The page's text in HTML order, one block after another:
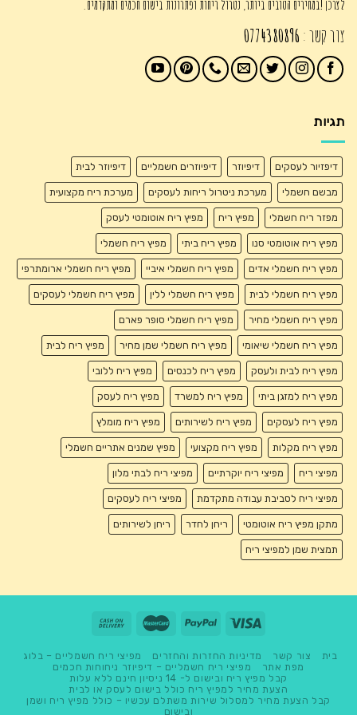
לצרכן !במחירים הטובים ביותר, נטרול ריחות ופתרונות בישום חכמים ומתקדמים.
צור קשר : 0774380896
תגיות
דיפזיור לעסקים דיפיוזר דיפיוזרים חשמליים דיפיוזר לבית
מבשם חשמלי מערכת ניטרול ריחות לעסקים מערכת ריח מקצועית
מפזר ריח חשמלי מפיץ ריח מפיץ ריח אוטומטי לעסק
מפיץ ריח אוטומטי סנו מפיץ ריח ביתי מפיץ ריח חשמלי
מפיץ ריח חשמלי אדים מפיץ ריח חשמלי איביי מפיץ ריח חשמלי ארומתרפי
מפיץ ריח חשמלי לבית מפיץ ריח חשמלי ללין מפיץ ריח חשמלי לעסקים
מפיץ ריח חשמלי מחיר מפיץ ריח חשמלי סופר פארם
מפיץ ריח חשמלי שיאומי מפיץ ריח חשמלי שמן מחיר מפיץ ריח לבית
מפיץ ריח לבית ולעסק מפיץ ריח לכנסים מפיץ ריח ללובי
מפיץ ריח למזגן ביתי מפיץ ריח למשרד מפיץ ריח לעסק
מפיץ ריח לעסקים מפיץ ריח לשירותים מפיץ ריח מומלץ
מפיץ ריח מקלות מפיץ ריח מקצועי מפיץ שמנים אתריים חשמלי
מפיצי ריח מפיצי ריח יוקרתיים מפיצי ריח לבתי מלון
מפיצי ריח לסביבת עבודה מתקדמת מפיצי ריח לעסקים
מתקן מפיץ ריח אוטומטי ריחן לחדר ריחן לשירותים
תמצית שמן למפיצי ריח
בית צור קשר מדיניות החזרות והחזרים
מפיצי ריח חשמליים – בלוג
מפת אתר
מפיצי ריח חשמליים – דיפיוזר ניחוחות חכמים
קבל מפיץ ריח ובישום ל- 14 ניסיון חינם ללא עלות
הצעת מחיר למפיץ ריח כולל בישום לעסק או לבית
קבל הצעת מחיר למסלול שירות משתלם עכשיו – כולל מפיץ ריח ושמן
ובישום